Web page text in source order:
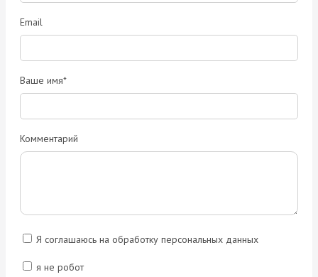
Email
Ваше имя*
Комментарий
Я соглашаюсь на обработку персональных данных
я не робот